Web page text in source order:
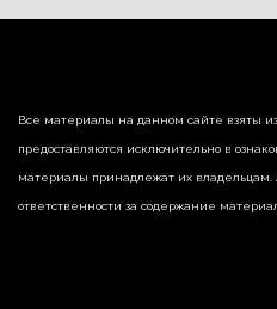
Все материалы на данном сайте взяты
предоставляются исключительно в
материалы принадлежат их владельцам.
ответственности за содержание